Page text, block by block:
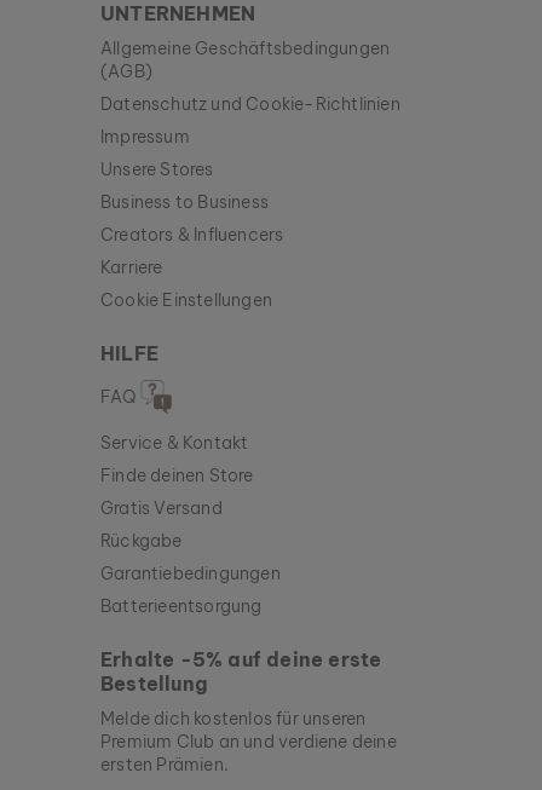
UNTERNEHMEN
Allgemeine Geschäftsbedingungen
(AGB)
Datenschutz und Cookie-Richtlinien
Impressum
Unsere Stores
Business to Business
Creators & Influencers
Karriere
Cookie Einstellungen
HILFE
FAQ
Service & Kontakt
Finde deinen Store
Gratis Versand
Rückgabe
Garantiebedingungen
Batterieentsorgung
Erhalte -5% auf deine erste
Bestellung
Melde dich kostenlos für unseren
Premium Club an und verdiene deine
ersten Prämien.